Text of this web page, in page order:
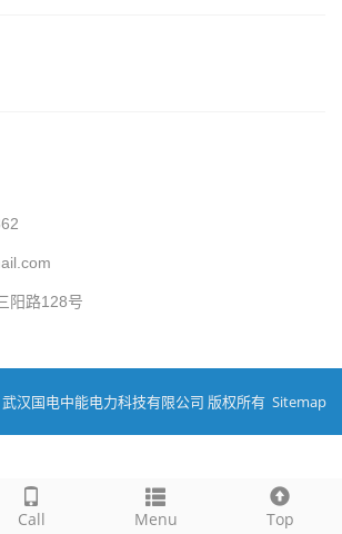
阳路128号
Call Menu Top
汉国电中能电力科技有限公司 版权所有 Sitemap